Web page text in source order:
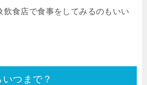
飲食店で食事をしてみるのもいい
つまで？